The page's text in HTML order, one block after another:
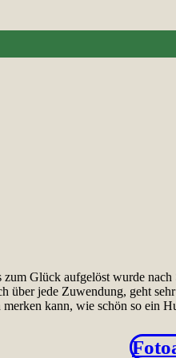
Glück aufgelöst wurde
jede Zuwendung, geht
kann, wie schön so ein